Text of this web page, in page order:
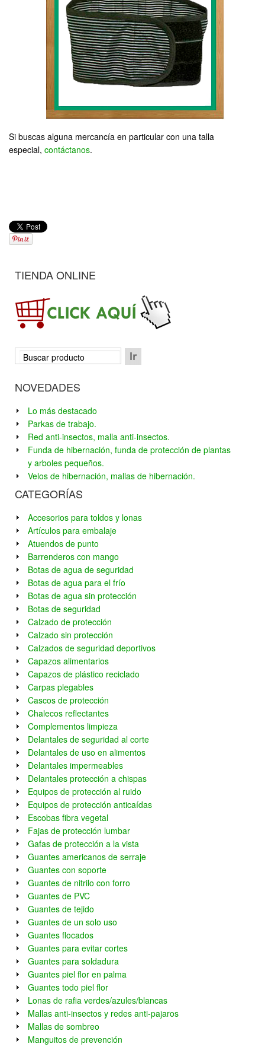
Si buscas alguna mercancía en particular con una talla
especial, contáctanos.
TIENDA ONLINE
NOVEDADES
Lo más destacado
Parkas de trabajo.
Red anti-insectos, malla anti-insectos.
Funda de hibernación, funda de protección de plantas
y arboles pequeños.
Velos de hibernación, mallas de hibernación.
CATEGORÍAS
Accesorios para toldos y lonas
Artículos para embalaje
Atuendos de punto
Barrenderos con mango
Botas de agua de seguridad
Botas de agua para el frío
Botas de agua sin protección
Botas de seguridad
Calzado de protección
Calzado sin protección
Calzados de seguridad deportivos
Capazos alimentarios
Capazos de plástico reciclado
Carpas plegables
Cascos de protección
Chalecos reflectantes
Complementos limpieza
Delantales de seguridad al corte
Delantales de uso en alimentos
Delantales impermeables
Delantales protección a chispas
Equipos de protección al ruido
Equipos de protección anticaídas
Escobas fibra vegetal
Fajas de protección lumbar
Gafas de protección a la vista
Guantes americanos de serraje
Guantes con soporte
Guantes de nitrilo con forro
Guantes de PVC
Guantes de tejido
Guantes de un solo uso
Guantes flocados
Guantes para evitar cortes
Guantes para soldadura
Guantes piel flor en palma
Guantes todo piel flor
Lonas de rafia verdes/azules/blancas
Mallas anti-insectos y redes anti-pajaros
Mallas de sombreo
Manguitos de prevención